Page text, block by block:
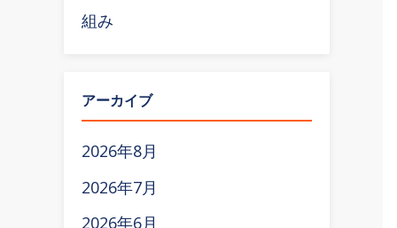
組み
アーカイブ
2026年8月
2026年7月
2026年6月